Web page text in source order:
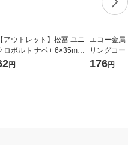
【アウトレット】松冨 ユニ
ロボルト ナベ+ 6×35mm 3
1セット
円
エコー金属 カ
リングコード
個 ※色指定
176円